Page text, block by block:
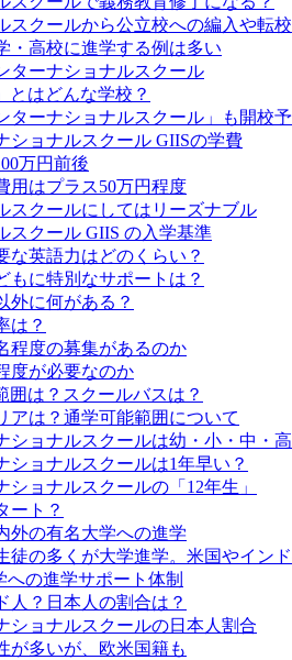
スクールから公立校への編入や転校
・高校に進学する例は多い
ターナショナルスクール
とはどんな学校？
ターナショナルスクール」も開校
ショナルスクール GIISの学費
万円前後
用はプラス50万円程度
スクールにしてはリーズナブル
スクール GIIS の入学基準
な英語力はどのくらい？
もに特別なサポートは？
外に何がある？
は？
程度の募集があるのか
度が必要なのか
囲は？スクールバスは？
アは？通学可能範囲について
ショナルスクールは幼・小・中・
ショナルスクールは1年早い？
ショナルスクールの「12年生」
ート？
の有名大学への進学
徒の多くが大学進学。米国やイン
への進学サポート体制
人？日本人の割合は？
ショナルスクールの日本人割合
が多いが、欧米国籍も